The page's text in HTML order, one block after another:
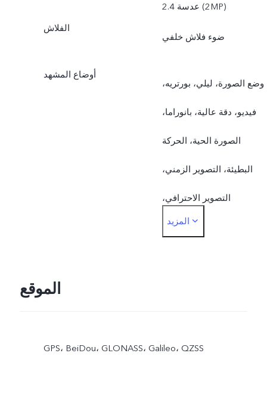
عدسة 2.4 (2MP)
الفلاش
ضوء فلاش خلفي
أوضاع المشهد
وضع الصورة، ليلي، بورتريه،
فيديو، دقة عالية، بانوراما،
الصورة الحية، الحركة
البطيئة، التصوير الزمني،
التصوير الاحترافي،
المستندات، التعرض المزدوج
المزيد
الموقع
GPS، BeiDou، GLONASS، Galileo، QZSS